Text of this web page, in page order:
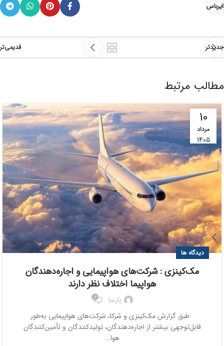
ایرباس
جدیدتر قدیمی‌تر
مطالب مرتبط
10
مرداد
1405
دیدگاه ها
مک‌کینزی : شرکت‌های هواپیمایی و اجاره‌دهندگان
هواپیما اختلاف نظر دارند
پارسا 0
طبق گزارش مک‌کینزی و شرکا، شرکت‌های هواپیمایی به‌طور
قابل‌توجهی بیشتر از اجاره‌دهندگان، تولیدکنندگان و تأمین‌کنندگان
هوا...